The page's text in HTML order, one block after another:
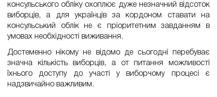
консульського обліку охоплює дуже незначний відсоток
виборців, а для українців за кордоном ставати на
консульський
облік
не є пріоритетним завданням в
умовах необхідності виживання.
Достеменно нікому не відомо де сьогодні перебуває
значна кількість виборців, а от питання можливості
їхнього доступу до участі у виборчому процесі є
надзвичайно важливим.